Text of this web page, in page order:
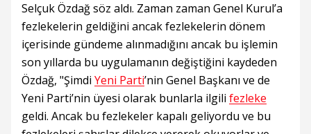
Selçuk Özdağ söz aldı. Zaman zaman Genel Kurul’a
fezlekelerin geldiğini ancak fezlekelerin dönem
içerisinde gündeme alınmadığını ancak bu işlemin
son yıllarda bu uygulamanın değiştiğini kaydeden
Özdağ, "Şimdi Yeni Parti’nin Genel Başkanı ve de
Yeni Parti’nin üyesi olarak bunlarla ilgili fezleke
geldi. Ancak bu fezlekeler kapalı geliyordu ve bu